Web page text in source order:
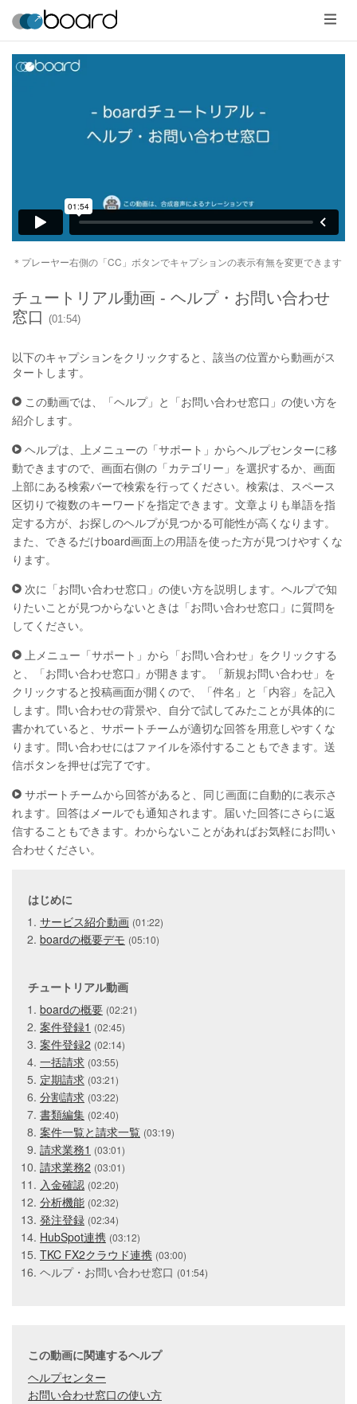
メ
ニ
ュ
ー
＊プレーヤー右側の「CC」ボタンでキャプションの表示有無を変更できます
チュートリアル動画 - ヘルプ・お問い合わせ
窓口
(01:54)
以下のキャプションをクリックすると、該当の位置から動画がス
タートします。
この動画では、「ヘルプ」と「お問い合わせ窓口」の使い方を
紹介します。
ヘルプは、上メニューの「サポート」からヘルプセンターに移
動できますので、画面右側の「カテゴリー」を選択するか、画面
上部にある検索バーで検索を行ってください。検索は、スペース
区切りで複数のキーワードを指定できます。文章よりも単語を指
定する方が、お探しのヘルプが見つかる可能性が高くなります。
また、できるだけboard画面上の用語を使った方が見つけやすくな
ります。
次に「お問い合わせ窓口」の使い方を説明します。ヘルプで知
りたいことが見つからないときは「お問い合わせ窓口」に質問を
してください。
上メニュー「サポート」から「お問い合わせ」をクリックする
と、「お問い合わせ窓口」が開きます。「新規お問い合わせ」を
クリックすると投稿画面が開くので、「件名」と「内容」を記入
します。問い合わせの背景や、自分で試してみたことが具体的に
書かれていると、サポートチームが適切な回答を用意しやすくな
ります。問い合わせにはファイルを添付することもできます。送
信ボタンを押せば完了です。
サポートチームから回答があると、同じ画面に自動的に表示さ
れます。回答はメールでも通知されます。届いた回答にさらに返
信することもできます。わからないことがあればお気軽にお問い
合わせください。
はじめに
サービス紹介動画 (01:22)
boardの概要デモ (05:10)
チュートリアル動画
boardの概要 (02:21)
案件登録1 (02:45)
案件登録2 (02:14)
一括請求 (03:55)
定期請求 (03:21)
分割請求 (03:22)
書類編集 (02:40)
案件一覧と請求一覧 (03:19)
請求業務1 (03:01)
請求業務2 (03:01)
入金確認 (02:20)
分析機能 (02:32)
発注登録 (02:34)
HubSpot連携 (03:12)
TKC FX2クラウド連携 (03:00)
ヘルプ・お問い合わせ窓口 (01:54)
この動画に関連するヘルプ
ヘルプセンター
お問い合わせ窓口の使い方